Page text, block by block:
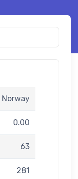
Norway
0.00
63
281